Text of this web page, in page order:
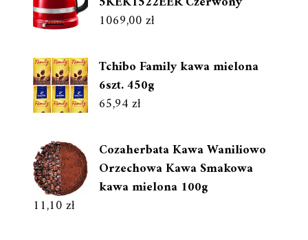
1069,00zł
Tchibo Family kawa mielona
6szt. 450g
65,94zł
Cozaherbata Kawa Waniliowo
Orzechowa Kawa Smakowa
kawa mielona 100g
11,10zł